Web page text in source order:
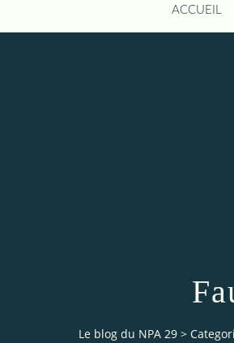
ACCUEIL
Le blog du NPA 29 >